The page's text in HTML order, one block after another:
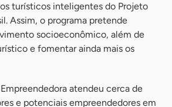
turísticos inteligentes do Projeto
Assim, o programa pretende
socioeconômico, além de
e fomentar ainda mais os
atendeu cerca de
e potenciais empreendedores em